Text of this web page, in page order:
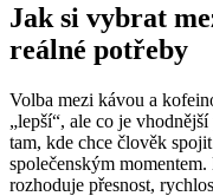
Jak si vybrat
reálné potřeby
Volba mezi kávou a
„lepší“, ale co je
tam, kde chce člověk
společenským
rozhoduje přesnost,